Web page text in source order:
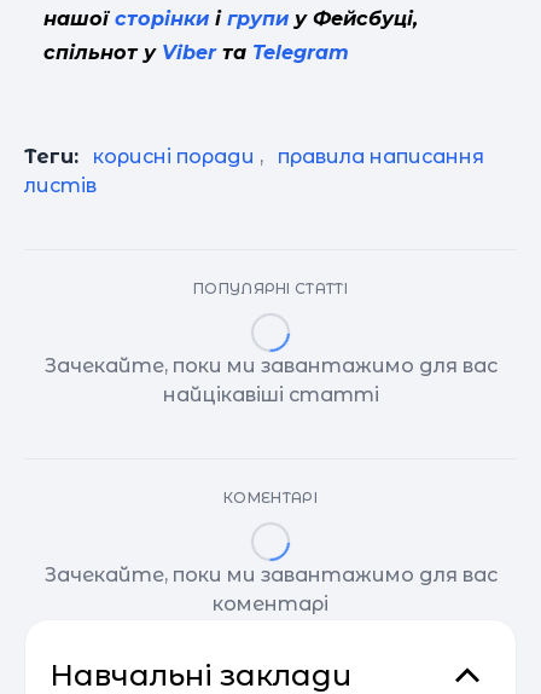
нашої сторінки і групи у Фейсбуці,
спільнот у Viberта Telegram
Теги: корисні поради ,
правила написання
листів
ПОПУЛЯРНІ СТАТТІ
Зачекайте, поки ми завантажимо для вас
найцікавіші статті
КОМЕНТАРІ
Зачекайте, поки ми завантажимо для вас
коментарі
Навчальні заклади